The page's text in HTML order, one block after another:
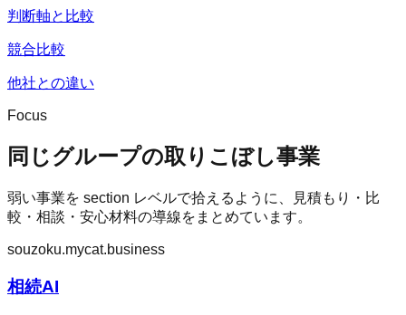
判断軸と比較
競合比較
他社との違い
Focus
同じグループの取りこぼし事業
弱い事業を section レベルで拾えるように、見積もり・比
較・相談・安心材料の導線をまとめています。
souzoku.mycat.business
相続AI